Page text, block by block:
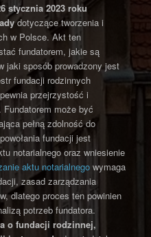
stycznia 2023 roku
dotyczące tworzenia i
w Polsce. Akt ten
fundatorem, jakie są
jaki sposób prowadzony jest
fundacji rodzinnych
przejrzystość i
Fundatorem może być
pełną zdolność do
fundacji jest
notarialnego oraz wniesienie
aktu notarialnego wymaga
zasad zarządzania
dlatego proces ten powinien
potrzeb fundatora.
o fundacji rodzinnej,